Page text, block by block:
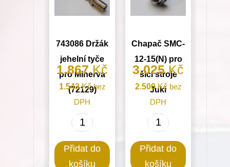
743086 Držák
jehelní tyče
pro Minerva
(72129)
1.867Kč
1.543Kčbez
DPH
743086
jehelní
Přidat do
košíku
Chapač SMC-
12-15(N) pro
šicí stroje
Juki
3.025Kč
2.500Kčbez
DPH
Chapač
12-
Přidat do
košíku